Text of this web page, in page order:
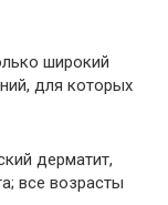
широкий
для которых
дерматит,
все возрасты